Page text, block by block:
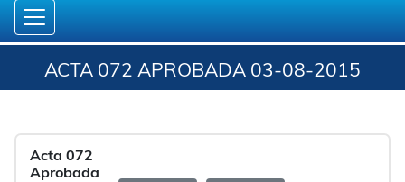
ACTA 072 APROBADA 03-08-2015
Acta 072
Aprobada